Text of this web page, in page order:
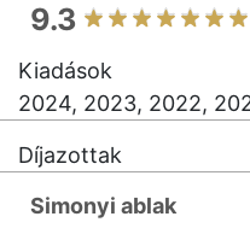
9.3
Kiadások
2024, 2023, 2022,
Díjazottak
Simonyi ablak